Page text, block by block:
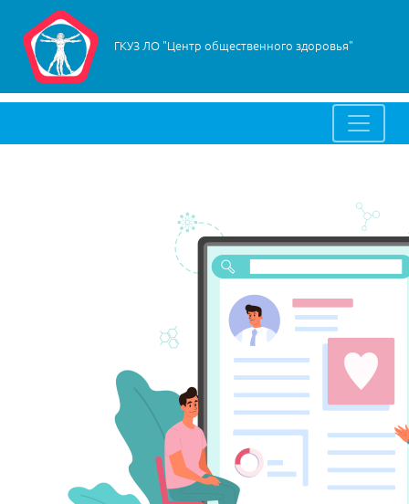
ГКУЗ ЛО "Центр общественного здоровья"